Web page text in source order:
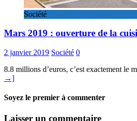
Société
Mars 2019 : ouverture de la
2 janvier 2019 Société 0
8.8 millions d’euros, c’est exactement le
→]
Soyez le premier à commenter
Laisser un commentaire